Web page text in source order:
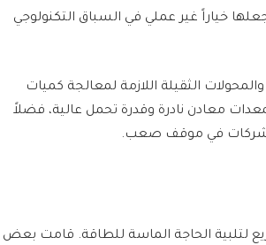
خياراً غير عملي في السباق التكنولوجي
الثقيلة اللازمة لمعالجة كميات
معادن نادرة وقدرة تحمل عالية، فضلاً
الشركات في موقف صعب.
لتلبية الحاجة الماسة للطاقة. قامت بعض